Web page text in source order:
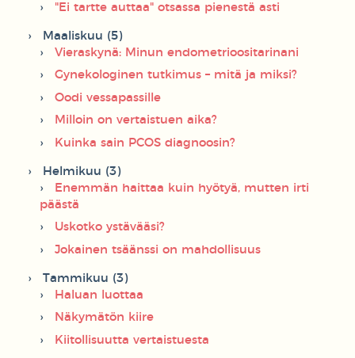
"Ei tartte auttaa" otsassa pienestä asti
Maaliskuu (5)
Vieraskynä: Minun endometrioositarinani
Gynekologinen tutkimus – mitä ja miksi?
Oodi vessapassille
Milloin on vertaistuen aika?
Kuinka sain PCOS diagnoosin?
Helmikuu (3)
Enemmän haittaa kuin hyötyä, mutten irti
päästä
Uskotko ystävääsi?
Jokainen tsäänssi on mahdollisuus
Tammikuu (3)
Haluan luottaa
Näkymätön kiire
Kiitollisuutta vertaistuesta